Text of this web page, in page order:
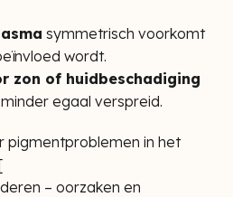
symmetrisch voorkomt
wordt.
zon of huidbeschadiging
egaal verspreid.
pigmentproblemen in het
– oorzaken en